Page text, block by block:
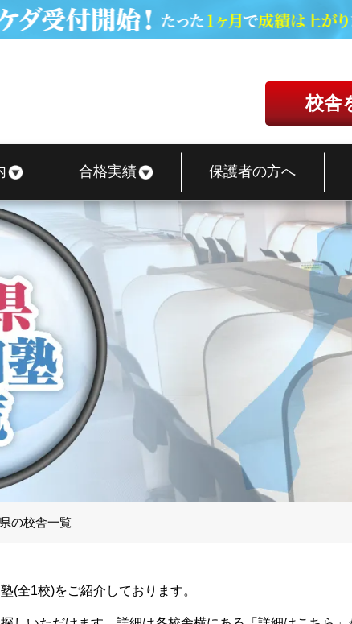
校舎
合格実績 保護者の方へ
の校舎一覧
(全1校)をご紹介しております。